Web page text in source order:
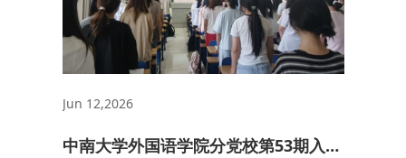
Jun 12,2026
中南大学外国语学院分党校第53期入党